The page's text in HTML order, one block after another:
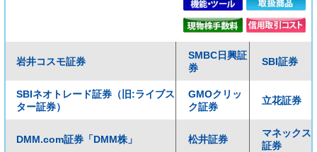
岩井コスモ証券
SMBC日興証
券
SBI証券
SBIネオトレード証券（旧:ライブス
ター証券）
GMOクリッ
ク証券
立花証券
DMM.com証券「DMM株」 松井証券
マネックス
証券